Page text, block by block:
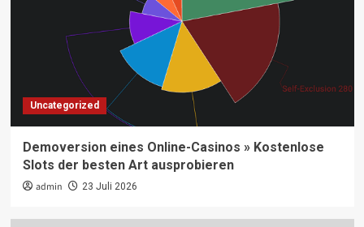
Uncategorized
Demoversion eines Online-Casinos » Kostenlose
Slots der besten Art ausprobieren
admin 23 Juli 2026